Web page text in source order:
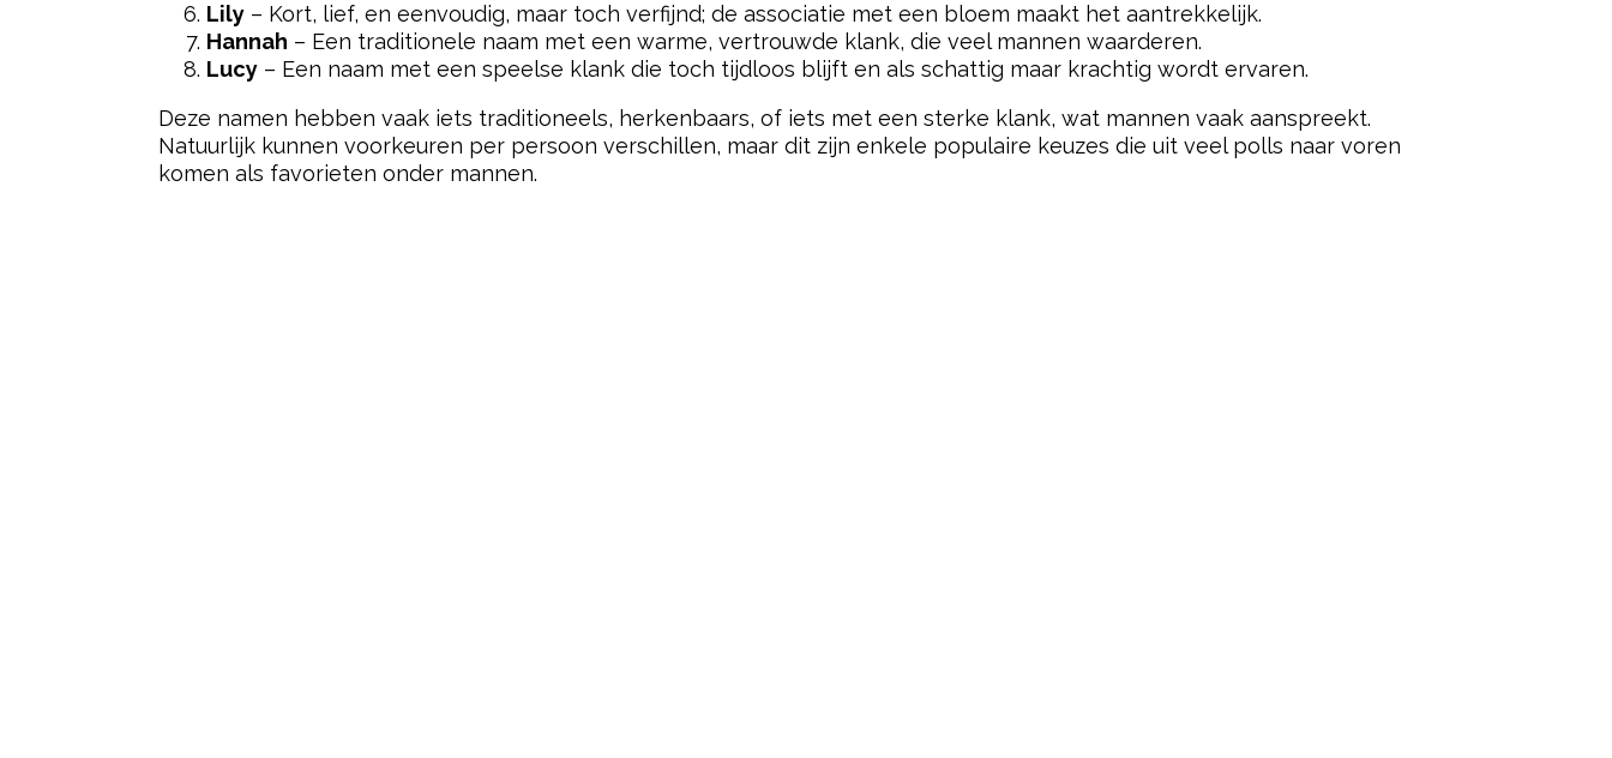
Lily – Kort, lief, en eenvoudig, maar toch verfijnd; de associatie met een bloem maakt het aantrekkelijk.
Hannah – Een traditionele naam met een warme, vertrouwde klank, die veel mannen waarderen.
Lucy – Een naam met een speelse klank die toch tijdloos blijft en als schattig maar krachtig wordt ervaren.
Deze namen hebben vaak iets traditioneels, herkenbaars, of iets met een sterke klank, wat mannen vaak aanspreekt.
Natuurlijk kunnen voorkeuren per persoon verschillen, maar dit zijn enkele populaire keuzes die uit veel polls naar voren
komen als favorieten onder mannen.